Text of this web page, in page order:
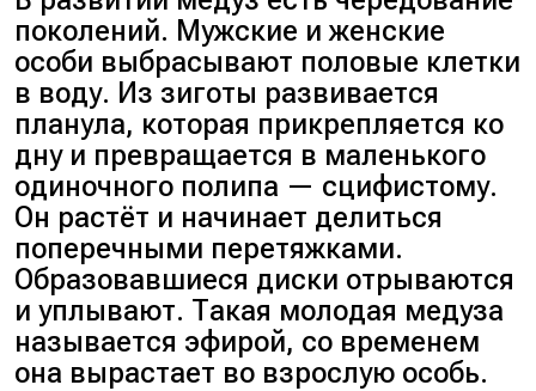
поколений. Мужские и женские
особи выбрасывают половые клетки
в воду. Из зиготы развивается
планула, которая прикрепляется ко
дну и превращается в маленького
одиночного полипа — сцифистому.
Он растёт и начинает делиться
поперечными перетяжками.
Образовавшиеся диски отрываются
и уплывают. Такая молодая медуза
называется эфирой, со временем
она вырастает во взрослую особь.